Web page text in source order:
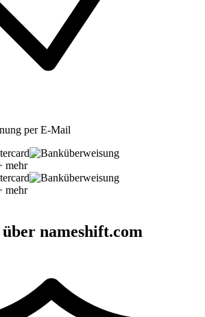
per E-Mail
mehr
mehr
nameshift.com